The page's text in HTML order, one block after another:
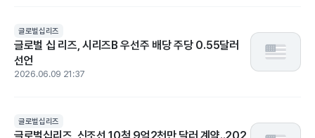
글로벌십리즈
글로벌 십 리즈, 시리즈B 우선주 배당 주당 0.55달러
선언
2026.06.09 21:37
글로벌십리즈